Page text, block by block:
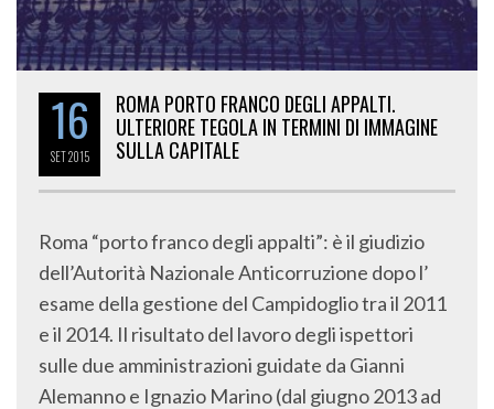
16
SET2015
ROMA PORTO FRANCO DEGLI APPALTI.
ULTERIORE TEGOLA IN TERMINI DI IMMAGINE
SULLA CAPITALE
Roma “porto franco degli appalti”: è il giudizio
dell’Autorità Nazionale Anticorruzione dopo l’
esame della gestione del Campidoglio tra il 2011
e il 2014. Il risultato del lavoro degli ispettori
sulle due amministrazioni guidate da Gianni
Alemanno e Ignazio Marino (dal giugno 2013 ad